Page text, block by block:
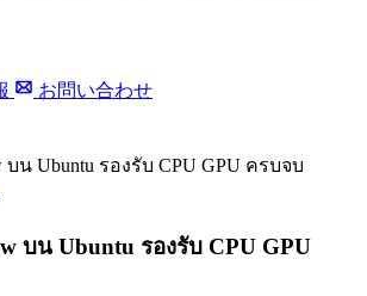
お問い合わせ
บน Ubuntu รองรับ CPU GPU